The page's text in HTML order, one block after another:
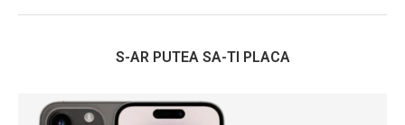
S-AR PUTEA SA-TI PLACA